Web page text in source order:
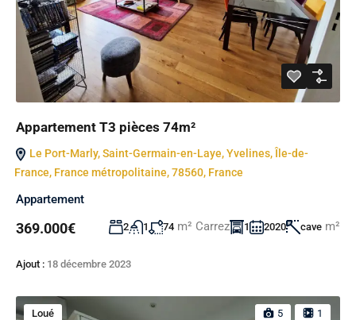
Appartement T3 pièces 74m²
Le Port-Marly, Saint-Germain-en-Laye, Yvelines, Île-de-
France, France métropolitaine, 78560, France
Appartement
369.000€ 2 1 74 m² Carrez 1 2020 cave m²
Ajout : 18 décembre 2023
Loué 5 1